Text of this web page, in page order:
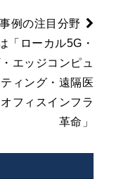
例の注目分野
「ローカル5G・
・エッジコンピュ
ィング・遠隔医
フィスインフラ
革命」